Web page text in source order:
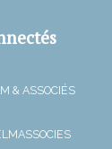
& ASSOCIÉS